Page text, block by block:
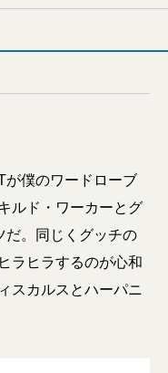
が僕のワードローブ
ルド・ワーカーとグ
だ。同じくグッチの
ラヒラするのが心和
スカルスとハーパニ